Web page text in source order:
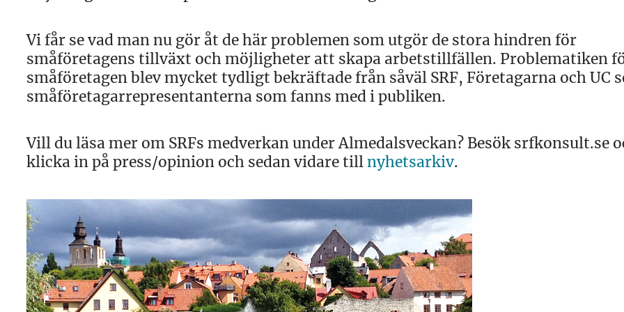
Vi får se vad man nu gör åt de här problemen som utgör de stora hindren för
småföretagens tillväxt och möjligheter att skapa arbetstillfällen. Problematiken
småföretagen blev mycket tydligt bekräftade från såväl SRF, Företagarna och UC
småföretagarrepresentanterna som fanns med i publiken.
Vill du läsa mer om SRFs medverkan under Almedalsveckan? Besök srfkonsult.se
klicka in på press/opinion och sedan vidare tillnyhetsarkiv.